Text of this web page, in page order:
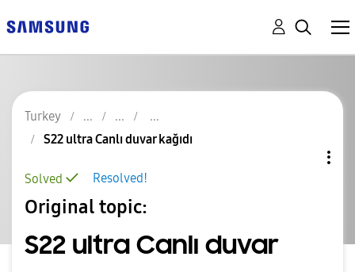
Turkey
S22 ultra Canlı duvar kağıdı
Resolved!
Solved
Original topic:
S22 ultra Canlı duvar